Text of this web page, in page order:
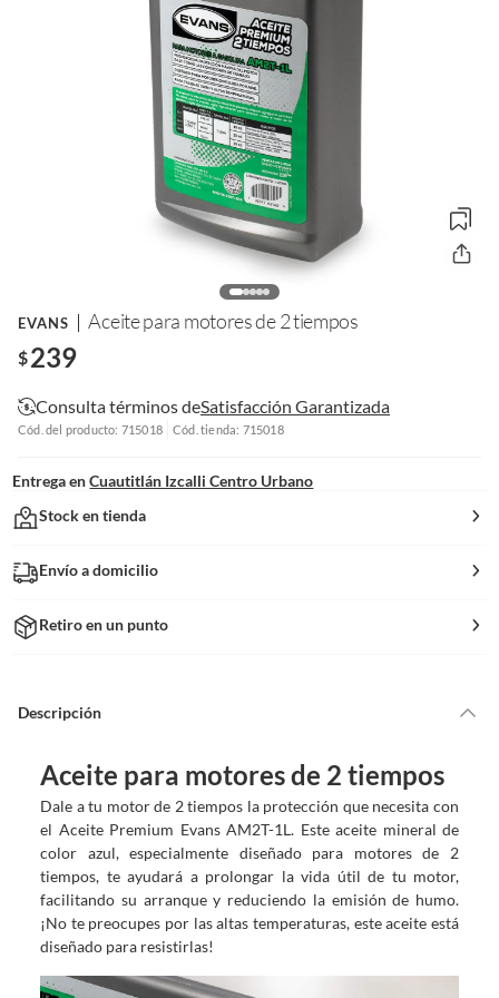
EVANS Aceite para motores de 2 tiempos
$239
Consulta términos deSatisfacción Garantizada
Cód. del producto: 715018 Cód. tienda: 715018
Entrega en Cuautitlán Izcalli Centro Urbano
Stock en tienda
Envío a domicilio
Retiro en un punto
Descripción
Aceite para motores de 2 tiempos
Dale a tu motor de 2 tiempos la protección que necesita con
el Aceite Premium Evans AM2T-1L. Este aceite mineral de
color azul, especialmente diseñado para motores de 2
tiempos, te ayudará a prolongar la vida útil de tu motor,
facilitando su arranque y reduciendo la emisión de humo.
¡No te preocupes por las altas temperaturas, este aceite está
diseñado para resistirlas!